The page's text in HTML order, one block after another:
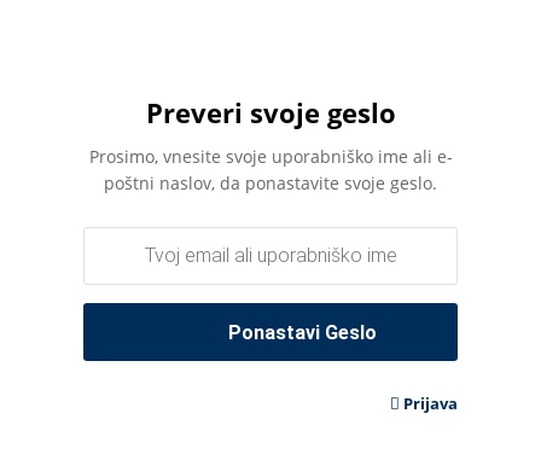
Preveri svoje geslo
Prosimo, vnesite svoje uporabniško ime ali e-
poštni naslov, da ponastavite svoje geslo.
Prijava